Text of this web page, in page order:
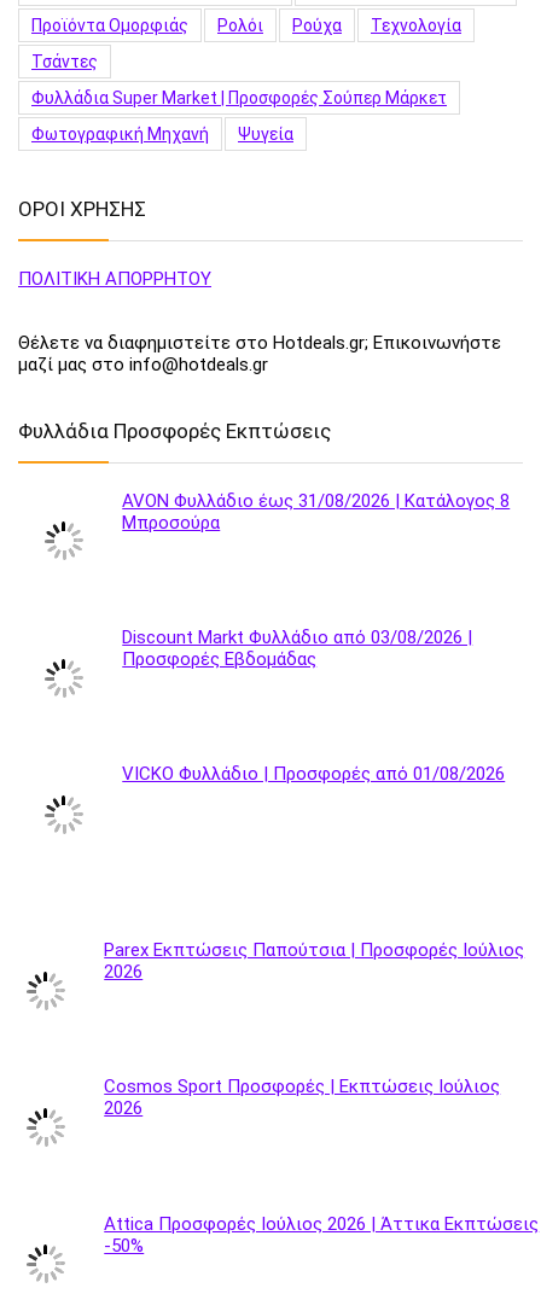
Προϊόντα Ομορφιάς
Ρολόι Ρούχα
Τεχνολογία
Τσάντες
Φυλλάδια Super Market | Προσφορές Σούπερ Μάρκετ
Φωτογραφική Μηχανή
Ψυγεία
ΟΡΟΙ ΧΡΗΣΗΣ
ΠΟΛΙΤΙΚΗ ΑΠΟΡΡΗΤΟΥ
Θέλετε να διαφημιστείτε στο Hotdeals.gr; Επικοινωνήστε
μαζί μας στο info@hotdeals.gr
Φυλλάδια Προσφορές Εκπτώσεις
AVON Φυλλάδιο έως 31/08/2026 | Κατάλογος 8
Μπροσούρα
Discount Markt Φυλλάδιο από 03/08/2026 |
Προσφορές Εβδομάδας
VICKO Φυλλάδιο | Προσφορές από 01/08/2026
Parex Εκπτώσεις Παπούτσια | Προσφορές Ιούλιος
2026
Cosmos Sport Προσφορές | Εκπτώσεις Ιούλιος
2026
Attica Προσφορές Ιούλιος 2026 | Άττικα Εκπτώσεις
-50%